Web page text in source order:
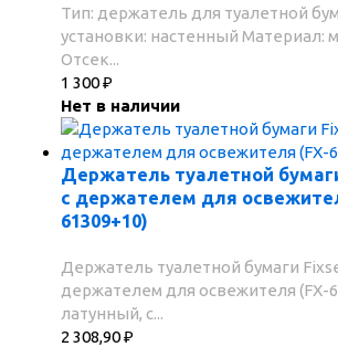
Тип: держатель для туалетной
установки: настенный Материал:
Отсек...
1 300₽
Нет в наличии
Держатель туалетной
с держателем для
61309+10)
Держатель туалетной бумаги
держателем для освежителя (FX-
латунный, с...
2 308,90₽